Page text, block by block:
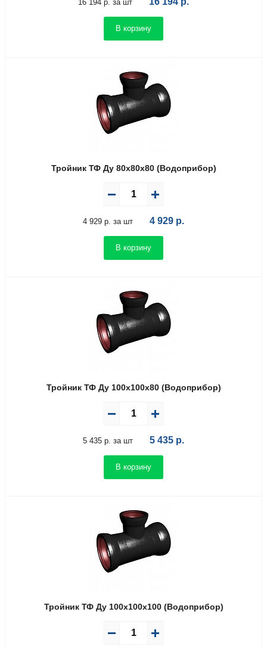
16 194 р. за шт
В корзину
Тройник ТФ Ду 80х80х80 (Водоприбор)
4 929 р. за шт 4 929 р.
В корзину
Тройник ТФ Ду 100х100х80 (Водоприбор)
5 435 р. за шт 5 435 р.
В корзину
Тройник ТФ Ду 100х100х100 (Водоприбор)